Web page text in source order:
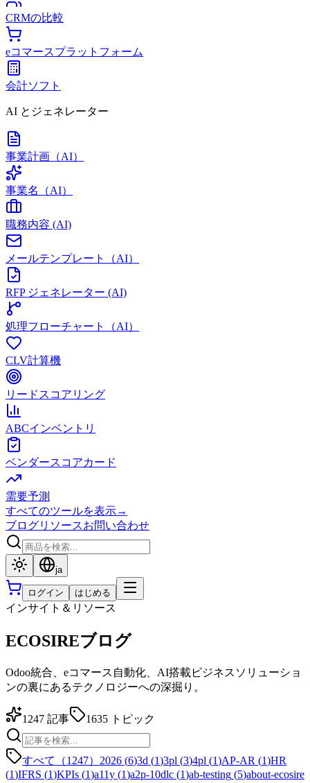
CRMの比較
eコマースプラットフォーム
会計ソフト
AI とジェネレーター
事業計画（AI）
事業名（AI）
職務内容 (AI)
メールテンプレート（AI）
RFP ジェネレーター (AI)
処理フローチャート（AI）
CLV計算機
リードスコアリング
ABCインベントリ
ベンダースコアカード
需要予測
すべてのツールを表示→
ブログリソースお問い合わせ
ja
ログイン はじめる
インサイト＆リソース
ECOSIREブログ
Odoo統合、eコマース自動化、AI搭載ビジネスソリューショ
ンの裏にあるテクノロジーへの深掘り。
1247 記事 1635 トピック
すべて（1247） 2026 (6)3d (1)3pl (3)4pl (1)AP-AR (1)HR
(1)IFRS (1)KPIs (1)a11y (1)a2p-10dlc (1)ab-testing (5)about-ecosire